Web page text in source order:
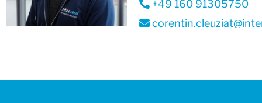
+49 160 91305750